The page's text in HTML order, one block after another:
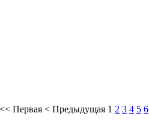
<< Первая < Предыдущая 1 2 3 4 5 6